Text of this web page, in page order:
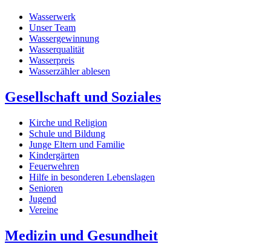
Wasserwerk
Unser Team
Wassergewinnung
Wasserqualität
Wasserpreis
Wasserzähler ablesen
Gesellschaft und Soziales
Kirche und Religion
Schule und Bildung
Junge Eltern und Familie
Kindergärten
Feuerwehren
Hilfe in besonderen Lebenslagen
Senioren
Jugend
Vereine
Medizin und Gesundheit